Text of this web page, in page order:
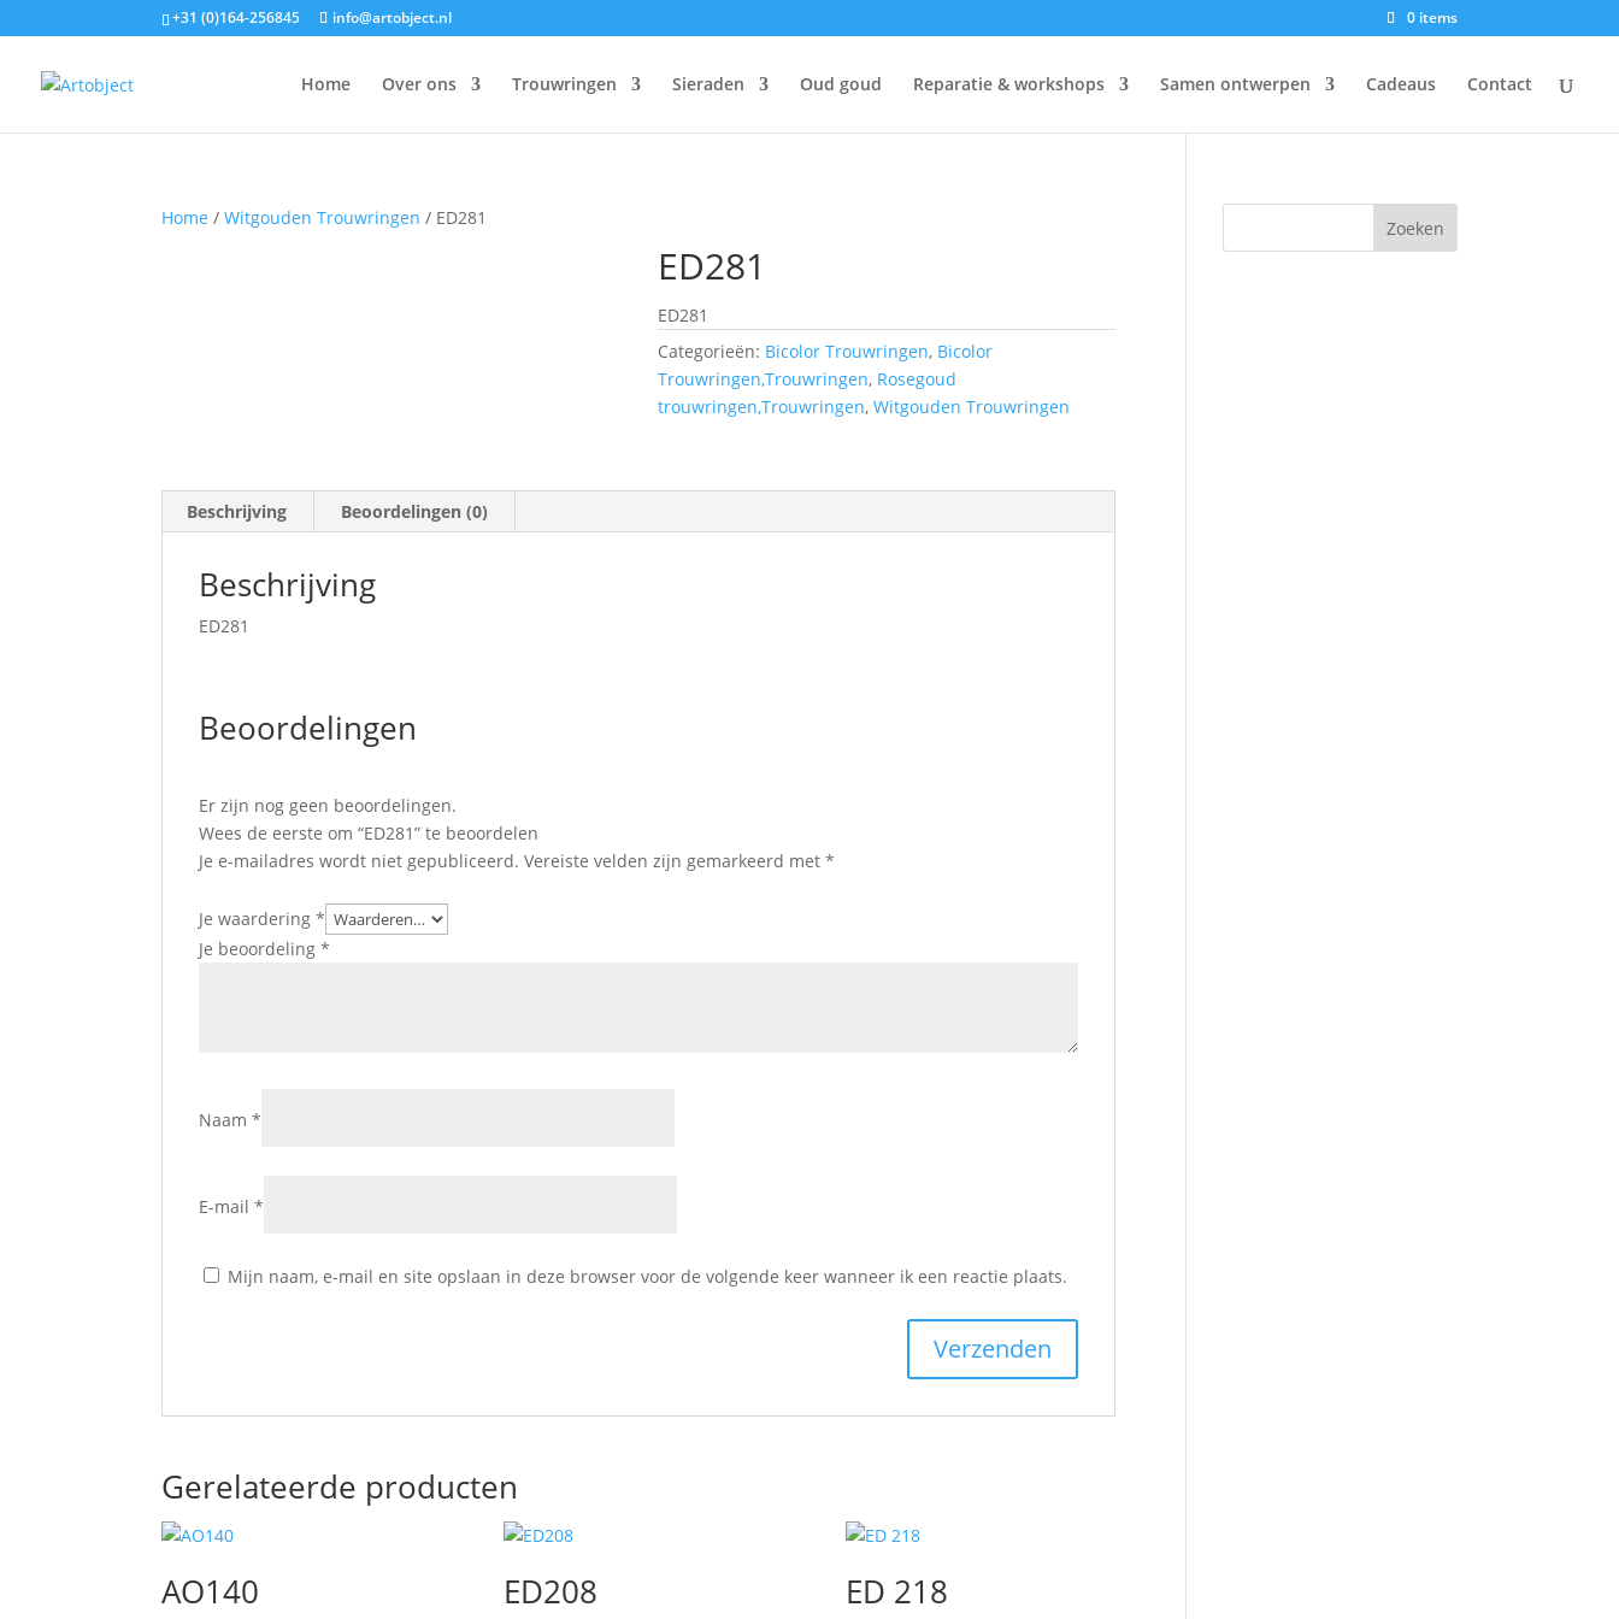
+31 (0)164-256845 info@artobject.nl 0 items
Home Over ons Trouwringen Sieraden Oud goud Reparatie & workshops Samen ontwerpen Cadeaus Contact
Home /Witgouden Trouwringen / ED281
ED281
ED281
Categorieën: Bicolor Trouwringen, Bicolor
Trouwringen,Trouwringen, Rosegoud
trouwringen,Trouwringen,Witgouden Trouwringen
Beschrijving Beoordelingen (0)
Beschrijving
ED281
Beoordelingen
Er zijn nog geen beoordelingen.
Wees de eerste om “ED281” te beoordelen
Je e-mailadres wordt niet gepubliceerd. Vereiste velden zijn gemarkeerd met*
Je waardering*
Je beoordeling*
Naam*
E-mail*
Mijn naam, e-mail en site opslaan in deze browser voor de volgende keer wanneer ik een reactie plaats.
Gerelateerde producten
AO140 ED208 ED 218